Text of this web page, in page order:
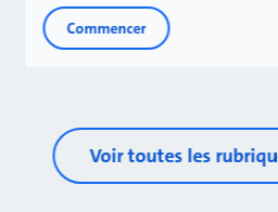
Commencer
Voir toutes les